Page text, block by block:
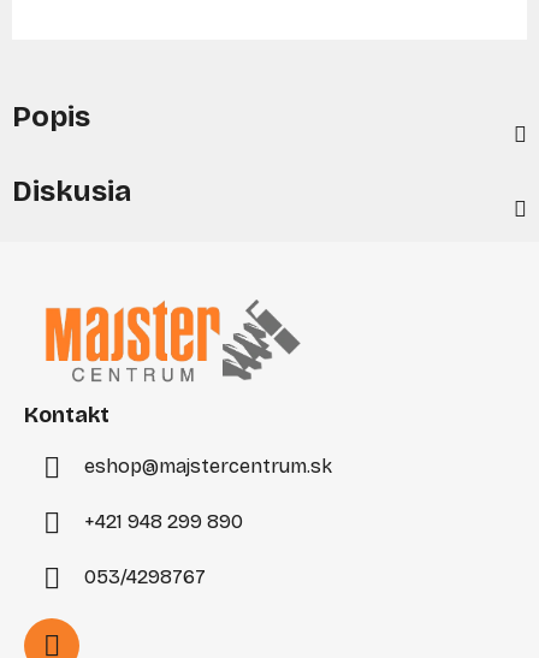
Popis
Diskusia
Kontakt
eshop@majstercentrum.sk
+421 948 299 890
053/4298767